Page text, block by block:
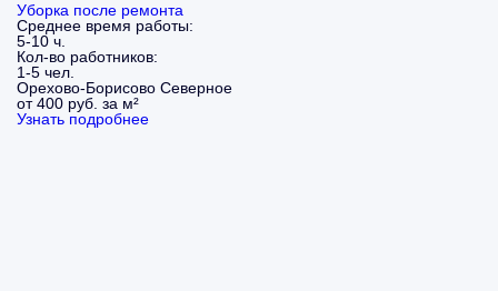
Уборка после ремонта
Среднее время работы:
5-10 ч.
Кол-во работников:
1-5 чел.
Орехово-Борисово Северное
от 400 руб. за м²
Узнать подробнее